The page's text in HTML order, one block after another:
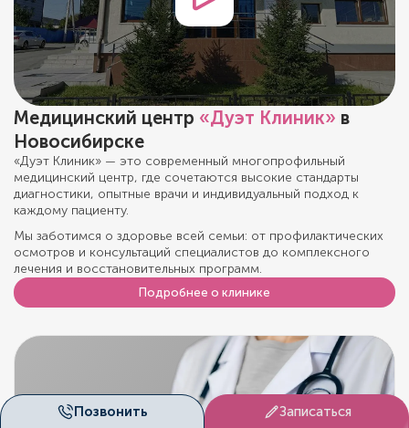
Позвонить Записаться
Медицинский центр «Дуэт Клиник» в
Новосибирске
«Дуэт Клиник» — это современный многопрофильный
медицинский центр, где сочетаются высокие стандарты
диагностики, опытные врачи и индивидуальный подход к
каждому пациенту.
Мы заботимся о здоровье всей семьи: от профилактических
осмотров и консультаций специалистов до комплексного
лечения и восстановительных программ.
Подробнее о клинике